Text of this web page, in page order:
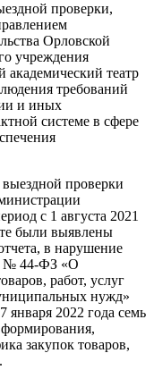
проверки,
Орловской
учреждения
академический театр
требований
и иных
системе в сфере
проверки
с 1 августа 2021
были выявлены
в нарушение
№ 44-ФЗ «О
работ, услуг
нужд»
января 2022 года семь
закупок товаров,